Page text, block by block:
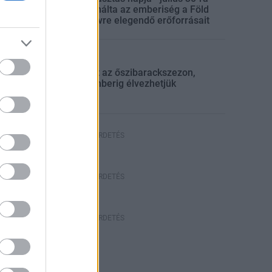
felhasználta az emberiség a Föld
egész évre elegendő erőforrásait
hírek
Beindult az őszibarackszezon,
szeptemberig élvezhetjük
HIRDETÉS
HIRDETÉS
HIRDETÉS